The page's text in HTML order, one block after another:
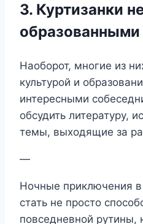
3. Куртизанки
образованными
Наоборот, многие из
культурой и
интересными
обсудить литературу,
темы, выходящие за
—
Ночные приключения в
стать не просто
повседневной рутины,